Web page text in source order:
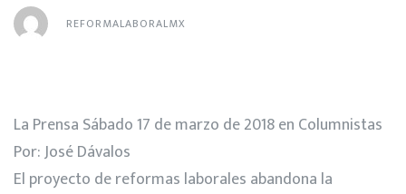
REFORMALABORALMX
La Prensa Sábado 17 de marzo de 2018 en Columnistas
Por: José Dávalos
El proyecto de reformas laborales abandona la